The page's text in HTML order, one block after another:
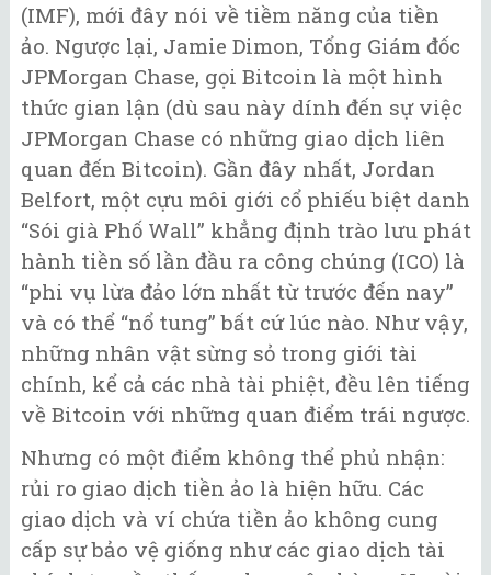
(IMF), mới đây nói về tiềm năng của tiền
ảo. Ngược lại, Jamie Dimon, Tổng Giám đốc
JPMorgan Chase, gọi Bitcoin là một hình
thức gian lận (dù sau này dính đến sự việc
JPMorgan Chase có những giao dịch liên
quan đến Bitcoin). Gần đây nhất, Jordan
Belfort, một cựu môi giới cổ phiếu biệt danh
“Sói già Phố Wall” khẳng định trào lưu phát
hành tiền số lần đầu ra công chúng (ICO) là
“phi vụ lừa đảo lớn nhất từ trước đến nay”
và có thể “nổ tung” bất cứ lúc nào. Như vậy,
những nhân vật sừng sỏ trong giới tài
chính, kể cả các nhà tài phiệt, đều lên tiếng
về Bitcoin với những quan điểm trái ngược.
Nhưng có một điểm không thể phủ nhận:
rủi ro giao dịch tiền ảo là hiện hữu. Các
giao dịch và ví chứa tiền ảo không cung
cấp sự bảo vệ giống như các giao dịch tài